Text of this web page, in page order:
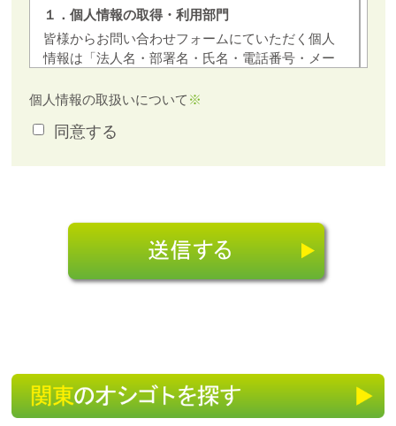
１．個人情報の取得・利用部門
皆様からお問い合わせフォームにていただく個人
情報は「法人名・部署名・氏名・電話番号・メー
い、目的の範囲内でのみ利用します。 個人情報
理いたします。個人情報への不正アクセスまたは
営に努めております。
問い合わせに対するご返答の為
かに該当する場合は、ご本人様の同意を得ること
なく利用することがあります。
a)法令に基づく場合
個人情報の取扱いについて ※
同意する